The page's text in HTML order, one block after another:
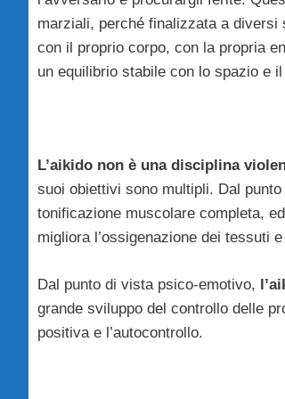
marziali, perché finalizzata a diversi
con il proprio corpo, con la propria
un equilibrio stabile con lo spazio e
L’aikido non è una disciplina
suoi obiettivi sono multipli. Dal
tonificazione muscolare completa,
migliora l’ossigenazione dei tessuti
Dal punto di vista psico-emotivo,
grande sviluppo del controllo delle
positiva e l’autocontrollo.